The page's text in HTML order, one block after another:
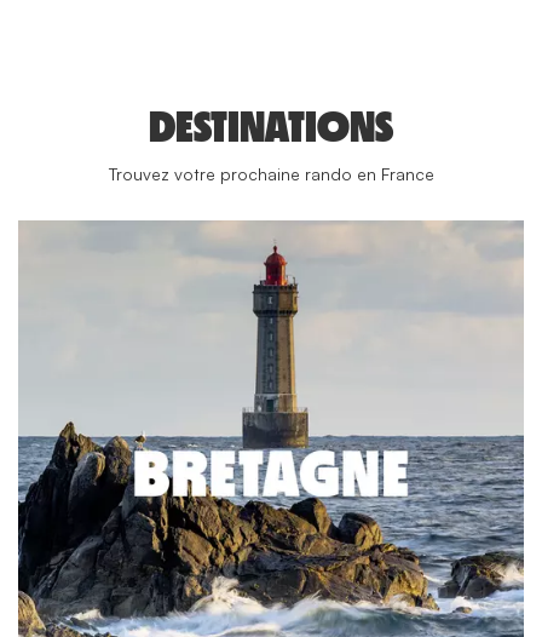
DESTINATIONS
Trouvez votre prochaine rando en France